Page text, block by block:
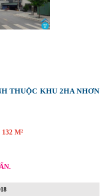
THUỘC KHU 2HA NHƠN
132 M²